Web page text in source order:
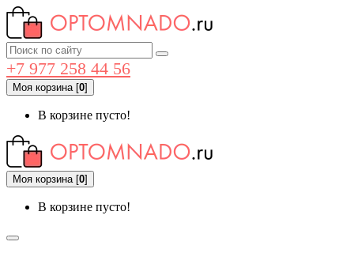
+7 977 258 44 56
Моя корзина[0]
В корзине пусто!
Моя корзина[0]
В корзине пусто!